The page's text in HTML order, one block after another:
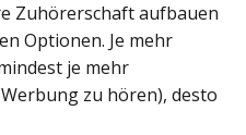
Zuhörerschaft aufbauen
Optionen. Je mehr
je mehr
zu hören), desto